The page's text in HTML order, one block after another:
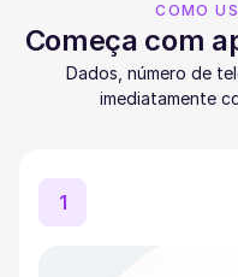
COMO
Começa com
Dados, número de
imediatamente
1